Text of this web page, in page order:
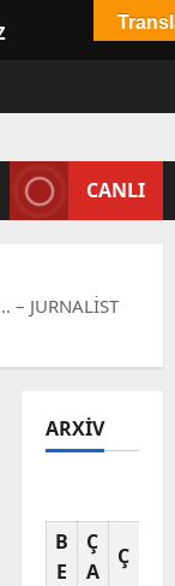
CANLI
JURNALİST
ARXIV
B
E
Ç
A
Ç